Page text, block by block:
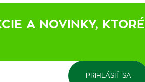
A NOVINKY, KTORÉ